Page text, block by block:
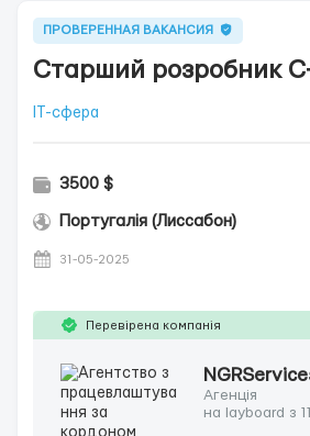
ПРОВЕРЕННАЯ ВАКАНСИЯ
Старший розробник
IT-сфера
3500 $
Португалія (Лиссабон)
31-05-2025
Перевірена компанія
Агенція
на layboard з